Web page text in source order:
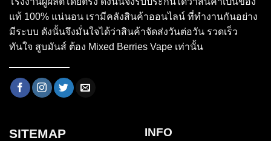
แท้ 100% แน่นอน เรามีคลังสินค้าออนไลน์ ที่ทำงานกันอย่าง
มีระบบ ดังนั้นจึงมั่นใจได้ว่าสินค้าจัดส่งวันต่อวัน รวดเร็ว
ทันใจ สูบมันส์ ต้อง Mixed Berries Vape เท่านั้น
SITEMAP INFO